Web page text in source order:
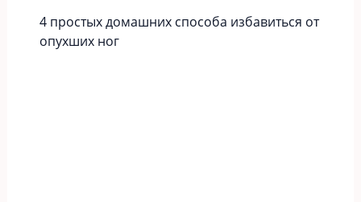
4 простых домашних способа избавиться от
опухших ног